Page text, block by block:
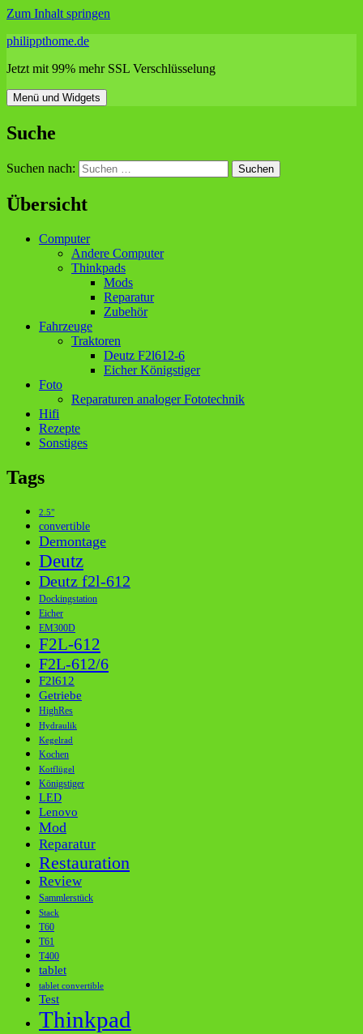
Zum Inhalt springen
philippthome.de
Jetzt mit 99% mehr SSL Verschlüsselung
Menü und Widgets
Suche
Suchen nach:
Übersicht
Computer
Andere Computer
Thinkpads
Mods
Reparatur
Zubehör
Fahrzeuge
Traktoren
Deutz F2l612-6
Eicher Königstiger
Foto
Reparaturen analoger Fototechnik
Hifi
Rezepte
Sonstiges
Tags
2.5"
convertible
Demontage
Deutz
Deutz f2l-612
Dockingstation
Eicher
EM300D
F2L-612
F2L-612/6
F2l612
Getriebe
HighRes
Hydraulik
Kegelrad
Kochen
Kotflügel
Königstiger
LED
Lenovo
Mod
Reparatur
Restauration
Review
Sammlerstück
Stack
T60
T61
T400
tablet
tablet convertible
Test
Thinkpad